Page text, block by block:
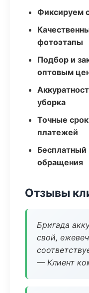
Фиксируем
фотоэтапы
Подбор и
оптовым
уборка
Точные
платежей
Бесплатный
обращения
Отзывы
Бригада
свой,
— Клиент